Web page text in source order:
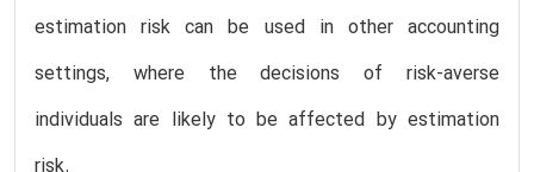
estimation risk can be used in other accounting
settings, where the decisions of risk-averse
individuals are likely to be affected by estimation